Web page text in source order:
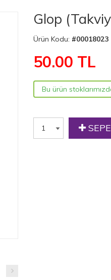
Glop
Ürün Kodu: #00018023
50.00 TL
Bu ürün